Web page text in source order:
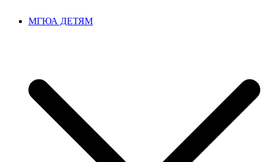
МГЮА ДЕТЯМ